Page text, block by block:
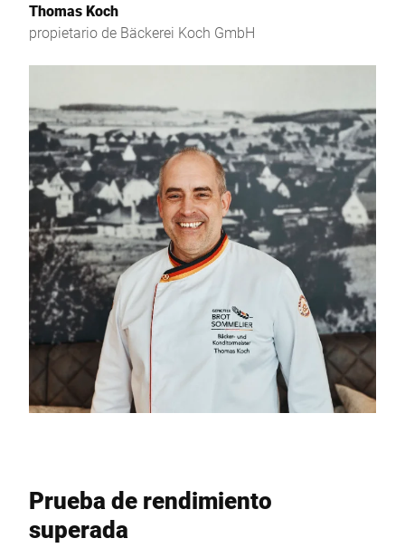
Thomas Koch
propietario de Bäckerei Koch GmbH
Prueba de rendimiento
superada